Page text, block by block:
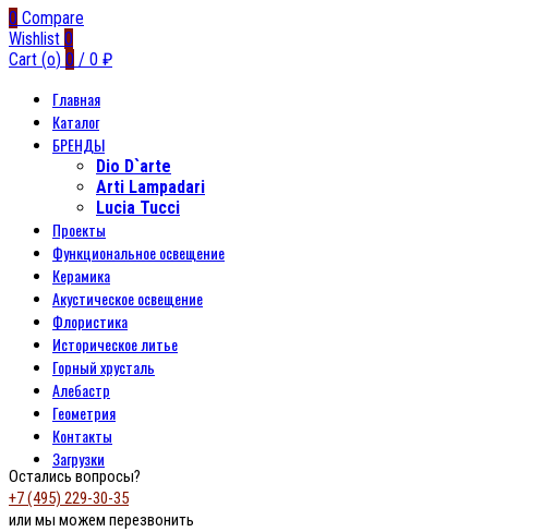
0 Compare
Wishlist 0
Cart (o) 0 / 0 ₽
Главная
Каталог
БРЕНДЫ
Dio D`arte
Arti Lampadari
Lucia Tucci
Проекты
Функциональное освещение
Керамика
Акустическое освещение
Флористика
Историческое литье
Горный хрусталь
Алебастр
Геометрия
Контакты
Загрузки
Остались вопросы?
+7 (495) 229-30-35
или мы можем перезвонить